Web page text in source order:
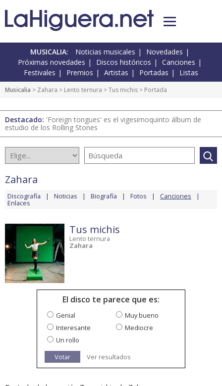
MUSICALIA: Noticias musicales
Novedades
Próximas novedades
Discos históricos
Canciones
Festivales
Premios Artistas Portadas Listas
Musicalia > Zahara > Lento ternura >Tus michis > Portada
Destacado: 'Foreign tongues' es el vigesimoquinto álbum de
estudio de los Rolling Stones
Zahara
Discografía Noticias Biografía Fotos Canciones
Enlaces
Tus michis
Lento ternura
Zahara
El disco te parece que es:
Genial
Muy bueno
Interesante
Mediocre
Un rollo
Votar
Ver resultados